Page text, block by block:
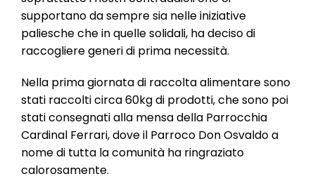
supportano da sempre sia nelle iniziative
paliesche che in quelle solidali, ha deciso di
raccogliere generi di prima necessità.
Nella prima giornata di raccolta alimentare sono
stati raccolti circa 60kg di prodotti, che sono poi
stati consegnati alla mensa della Parrocchia
Cardinal Ferrari, dove il Parroco Don Osvaldo a
nome di tutta la comunità ha ringraziato
calorosamente.